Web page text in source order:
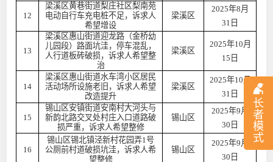
长
者
模
式
12
梁溪区黄巷街道梨庄社区梨南苑
电动自行车充电桩不足，诉求人
希望增设
梁溪区
2025年8月
31日
13
梁溪区惠山街道迎龙路（金桥幼
儿园段）路面坑洼，停车混乱，
人行道板砖破损，诉求人希望整
治
梁溪区
2025年10月
15日
14
梁溪区惠山街道水车湾小区居民
活动场所设施老旧，诉求人希望
改造提升
梁溪区
2025年10月
31日
15
锡山区安镇街道安南村大河头与
新韵北路交叉处村庄入口道路破
损严重，诉求人希望整修
锡山区
2025年9月
30日
16
锡山区锡北镇泾新村花园弄1号
公厕前村道破损坑洼，诉求人希
望整修
锡山区
2025年9月
30日